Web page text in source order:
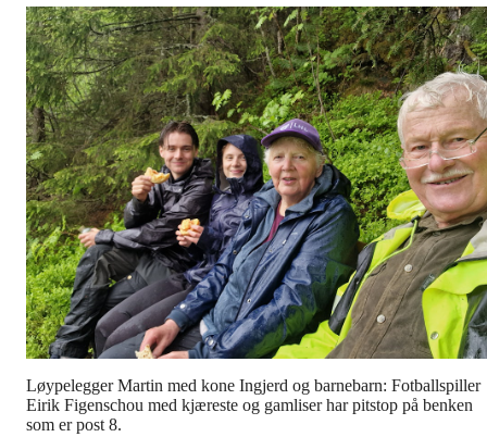
Løypelegger Martin med kone Ingjerd og barnebarn: Fotballspiller
Eirik Figenschou med kjæreste og gamliser har pitstop på benken
som er post 8.